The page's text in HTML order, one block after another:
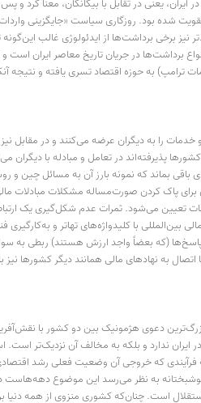
یعنی در تقابل با بیگانگان، معنا کرد و پس
شده بود. روزگاری سیاست «جایگزینی
برخی برداشت‌ها از ایدئولوژی غالب
برداشت‌ها در جریان تاریخ معاصر ایران
از آنجا که لااقل در چند دهه اخیر همواره سیاست وامدار اقتصاد بوده، سرریز ناکامی‌های حوزه سیاست (از کودتای 28 مرداد تا اقدامات
را به دیگران عرضه می‌کنند و در مقابل نیز
پذیرفته‌اند در تعامل و مبادله با دیگران
بماند که نمونه بارز آن به مسائل چین و
برای پاک کردن صورت‌مساله مشکلات مبادلات
تعیین می‌شود. ثمرات عدم شکل‌گیری یک
با کلیدواژه‌های تهاتر و به‌کارگیری
(که بعضاً واجد ارزش هستند) ربطی به
به نهادهای مالی همانند دیگر کشورها نیز با
دعوی هژمونیک بین دو کشور با
ندارد و بلکه به مخالف آن نزدیک‌تر است.
فرآیندی که خروجی آن وضعیت فعلی رشد
به نظر می‌رسد این موضوع دهه‌هاست
است. چنان‌که کشوری منزوی از همه دنیا